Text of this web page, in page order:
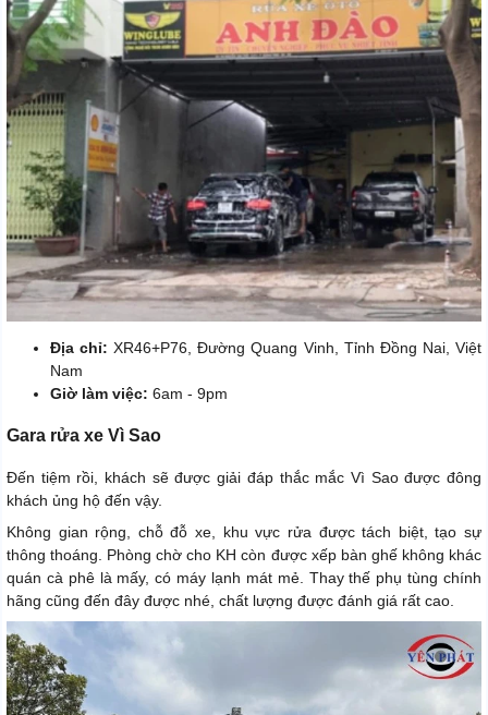
Địa chỉ: XR46+P76, Đường Quang Vinh, Tỉnh Đồng Nai, Việt
Nam
Giờ làm việc: 6am - 9pm
Gara rửa xe Vì Sao
Đến tiệm rồi, khách sẽ được giải đáp thắc mắc Vì Sao được đông
khách ủng hộ đến vậy.
Không gian rộng, chỗ đỗ xe, khu vực rửa được tách biệt, tạo sự
thông thoáng. Phòng chờ cho KH còn được xếp bàn ghế không khác
quán cà phê là mấy, có máy lạnh mát mẻ. Thay thế phụ tùng chính
hãng cũng đến đây được nhé, chất lượng được đánh giá rất cao.